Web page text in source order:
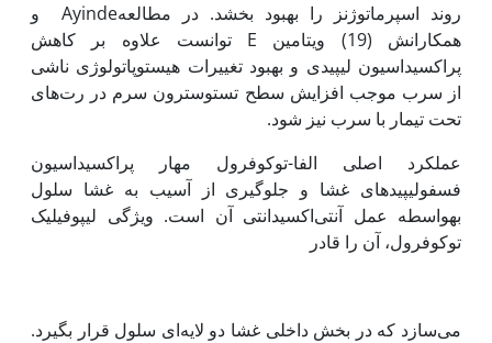
روند اسپرماتوژنز را بهبود بخشد. در مطالعه‌Ayinde و
همکارانش (19) ویتامین E توانست علاوه بر کاهش
پراکسیداسیون لیپیدی و بهبود تغییرات هیستوپاتولوژی ناشی
از سرب موجب افزایش سطح تستوسترون سرم در رت‌های
تحت تیمار با سرب نیز شود.
عملکرد اصلی الفا-توکوفرول مهار پراکسیداسیون
فسفولیپیدهای غشا و جلوگیری از آسیب به غشا سلول
به‏واسطه عمل آنتی‌اکسیدانتی آن است. ویژگی لیپوفیلیک
توکوفرول، آن را قادر
می‌سازد که در بخش داخلی غشا دو لایه‌ای سلول قرار بگیرد.